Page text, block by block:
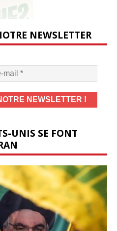
NEWSLETTER
UNIS SE FONT